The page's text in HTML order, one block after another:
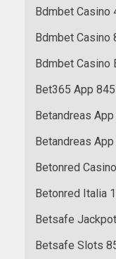
Bdmbet Casino
Bdmbet Casino
Bdmbet Casino
Bet365 App 845
Betandreas
Betandreas
Betonred
Betonred Italia
Betsafe
Betsafe Slots